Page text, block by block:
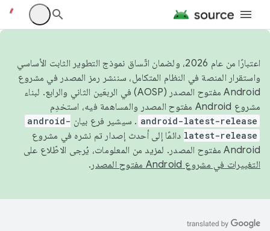
اعتبارًا من عام 2026، ولضمان اتّساق نموذج التطوير الثابت الأساسي
واستقرار المنصة في النظام المتكامل، سننشر رمز المصدر في مشروع
Android مفتوح المصدر (AOSP) في الربعَين الثاني والرابع. لبناء
مشروع Android مفتوح المصدر والمساهمة فيه، استخدِم
android-latest-release . سيشير فرع بيان android-
latest-release دائمًا إلى أحدث إصدار تم نشره في مشروع
Android مفتوح المصدر. لمزيد من المعلومات، يُرجى الاطّلاع على
التغييرات في مشروع Android مفتوح المصدر
.